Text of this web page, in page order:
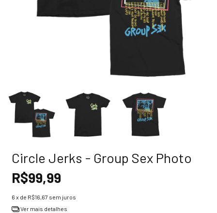
Circle Jerks - Group Sex Photo
R$99,99
6 x de R$16,67 sem juros
Ver mais detalhes